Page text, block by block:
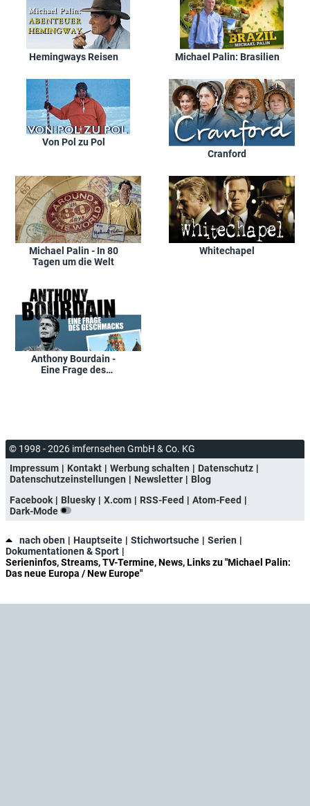
Hemingways Reisen Michael Palin: Brasilien
Von Pol zu Pol
Cranford
Michael Palin - In 80
Tagen um die Welt
Whitechapel
Anthony Bourdain -
Eine Frage des
© 1998 - 2026 imfernsehen GmbH & Co. KG
Impressum
Kontakt Werbung schalten
Datenschutz
Datenschutzeinstellungen
Newsletter
Blog
Facebook
Bluesky X.com RSS-Feed
Atom-Feed
Dark-Mode
nach oben Hauptseite Stichwortsuche
Serien
Dokumentationen & Sport
Serieninfos, Streams, TV-Termine, News, Links zu "Michael Palin:
Das neue Europa / New Europe"